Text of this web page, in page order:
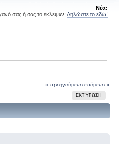
Νέα:
σας ή σας το έκλεψαν; Δηλώστε το εδώ!
« προηγούμενο επόμενο »
ΕΚΤΎΠΩΣΗ